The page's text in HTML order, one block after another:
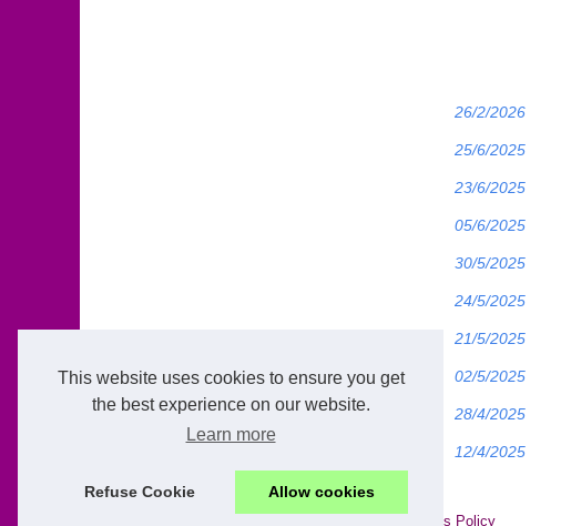
This website uses cookies to ensure you get
the best experience on our website.
Learn more
Refuse Cookie Allow cookies
26/2/2026
25/6/2025
23/6/2025
05/6/2025
30/5/2025
24/5/2025
21/5/2025
02/5/2025
28/4/2025
12/4/2025
Cookies Policy